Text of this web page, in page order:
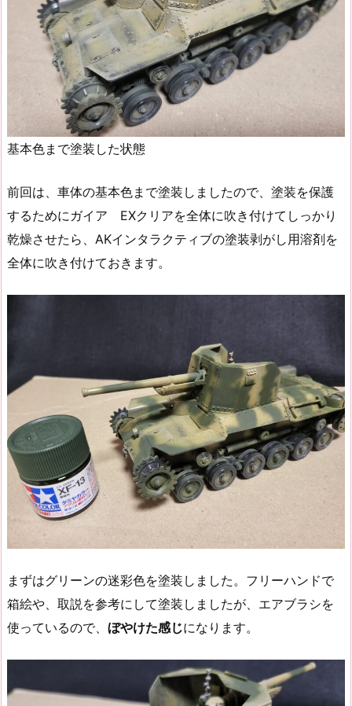
基本色まで塗装した状態
前回は、車体の基本色まで塗装しましたので、塗装を保護
するためにガイア EXクリアを全体に吹き付けてしっかり
乾燥させたら、AKインタラクティブの塗装剥がし用溶剤を
全体に吹き付けておきます。
まずはグリーンの迷彩色を塗装しました。フリーハンドで
箱絵や、取説を参考にして塗装しましたが、エアブラシを
使っているので、 ぼやけた感じになります。